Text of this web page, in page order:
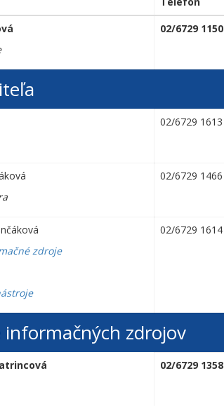
02/6729 1150
02/6729 1613
02/6729 1466
zdroje
02/6729 1614
informačných zdrojov
02/6729 1358